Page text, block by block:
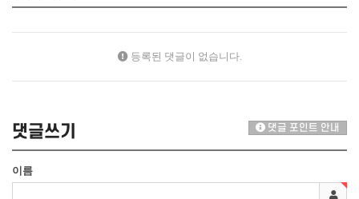
등록된 댓글이 없습니다.
댓글쓰기 댓글 포인트 안내
이름